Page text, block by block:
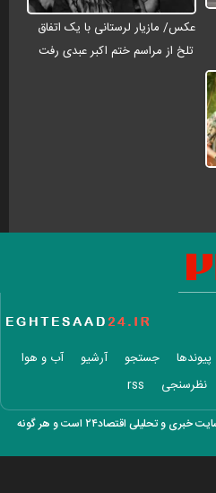
عکس/ مازیار لرستانی با یک اتفاق
تلخ از مراسم ختم اکبر عبدی رفت
پیوندها جستجو آرشیو
آب و هوا
نظرسنجی rss
کلیه حقوق این وب سایت متعلق به وب سایت خبری و تحلیلی اقتصاد۲۴ است و هر گونه